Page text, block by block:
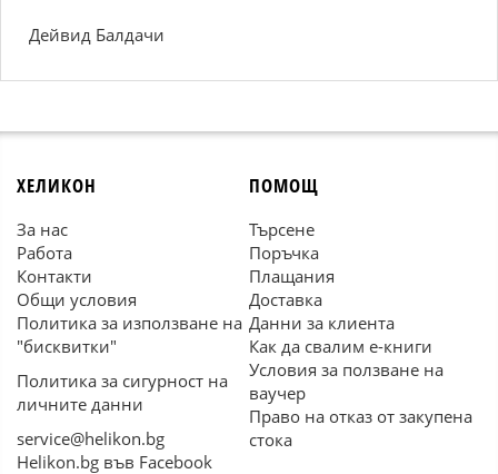
Дейвид Балдачи
ХЕЛИКОН
За нас
Работа
Контакти
Общи условия
Политика за използване на
"бисквитки"
Политика за сигурност на
личните данни
service@helikon.bg
Helikon.bg във Facebook
ПОМОЩ
Търсене
Поръчка
Плащания
Доставка
Данни за клиента
Как да свалим е-книги
Условия за ползване на
ваучер
Право на отказ от закупена
стока